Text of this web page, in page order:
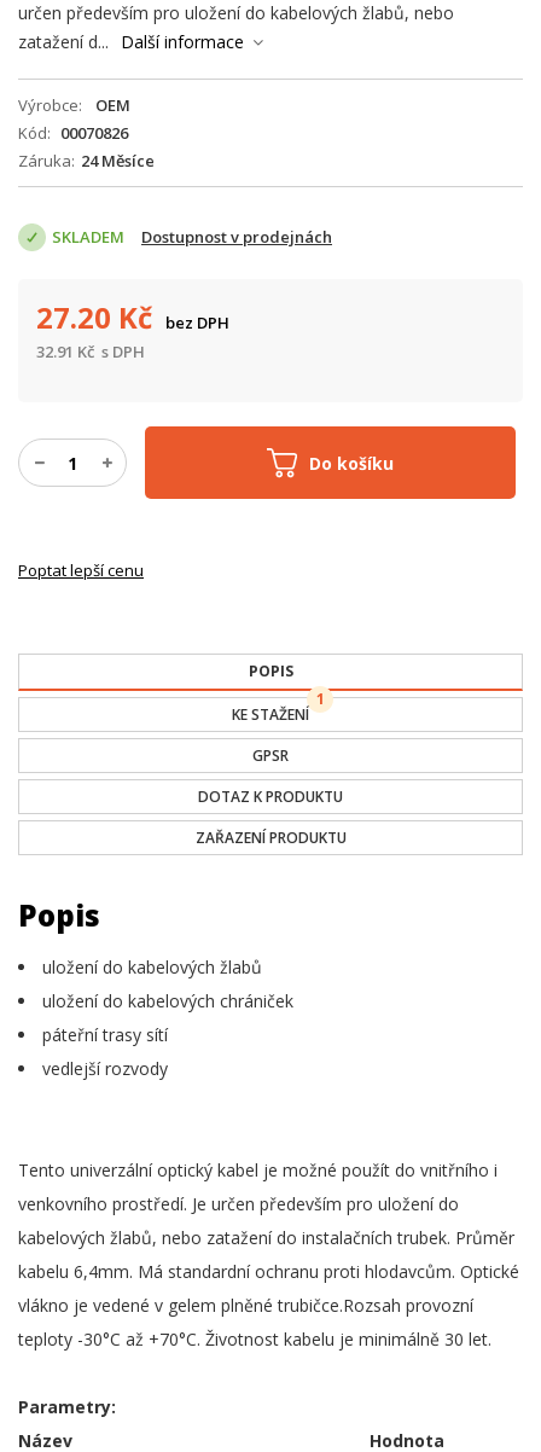
určen především pro uložení do kabelových žlabů, nebo
zatažení d...
Další informace
Výrobce
OEM
Kód
00070826
Záruka 24 Měsíce
SKLADEM Dostupnost v prodejnách
Do košíku
27.20 Kč
bez DPH
32.91 Kč s DPH
Poptat lepší cenu
POPIS
KE STAŽENÍ
1
GPSR
DOTAZ K PRODUKTU
ZAŘAZENÍ PRODUKTU
Popis
uložení do kabelových žlabů
uložení do kabelových chrániček
páteřní trasy sítí
vedlejší rozvody
Tento univerzální optický kabel je možné použít do vnitřního i
venkovního prostředí. Je určen především pro uložení do
kabelových žlabů, nebo zatažení do instalačních trubek. Průměr
kabelu 6,4mm. Má standardní ochranu proti hlodavcům. Optické
vlákno je vedené v gelem plněné trubičce.Rozsah provozní
teploty -30°C až +70°C. Životnost kabelu je minimálně 30 let.
Parametry:
Název
Hodnota